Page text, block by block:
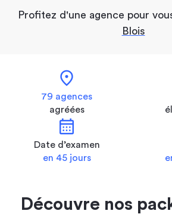
Profitez d'une agence pour
Blois
location_on
79 agences
agréées
calendar_month
Date d’examen
en 45 jours
Découvre nos